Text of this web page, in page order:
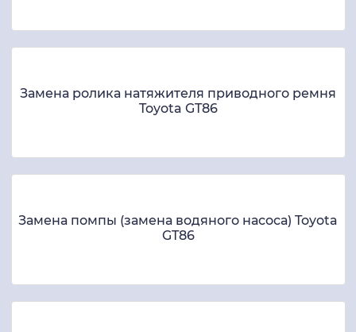
Замена ролика натяжителя приводного ремня
Toyota GT86
Замена помпы (замена водяного насоса) Toyota
GT86